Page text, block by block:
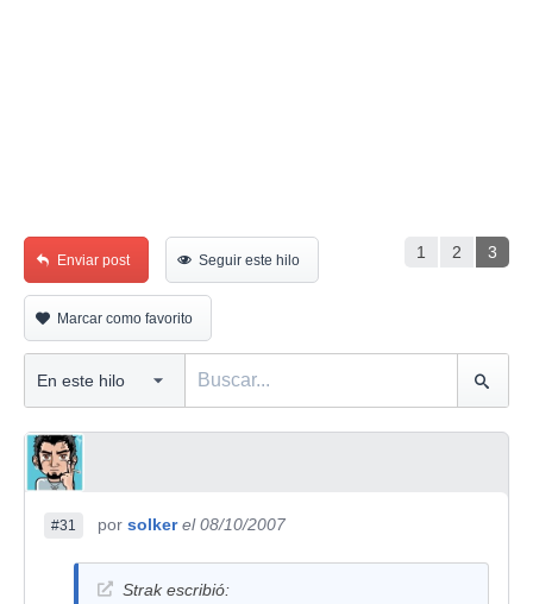
1 2 3
Enviar post Seguir este hilo
Marcar como favorito
#31 por solker el 08/10/2007
Strak escribió: